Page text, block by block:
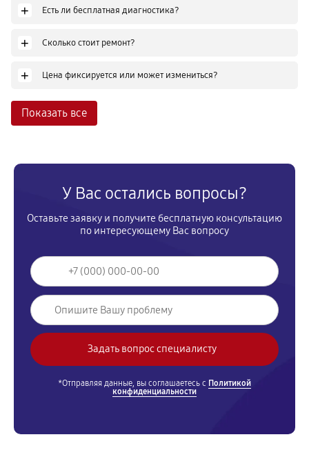
+ Есть ли бесплатная диагностика?
+ Сколько стоит ремонт?
+ Цена фиксируется или может измениться?
Показать все
У Вас остались вопросы?
Оставьте заявку и получите бесплатную консультацию
по интересующему Вас вопросу
*Отправляя данные, вы соглашаетесь с Политикой
конфиденциальности